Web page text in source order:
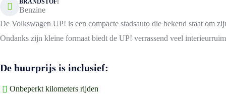
Benzine
De Volkswagen UP! is een compacte stadsauto die bekend staat om
Ondanks zijn kleine formaat biedt de UP! verrassend veel
De huurprijs is inclusief:
Onbeperkt kilometers rijden